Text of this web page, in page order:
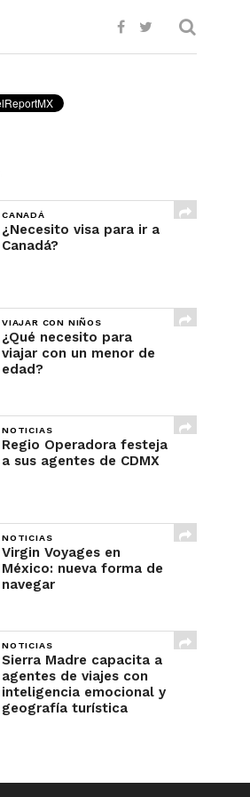
CANADÁ
¿Necesito visa para ir a
Canadá?
VIAJAR CON NIÑOS
¿Qué necesito para
viajar con un menor de
edad?
NOTICIAS
Regio Operadora festeja
a sus agentes de CDMX
NOTICIAS
Virgin Voyages en
México: nueva forma de
navegar
NOTICIAS
Sierra Madre capacita a
agentes de viajes con
inteligencia emocional y
geografía turística